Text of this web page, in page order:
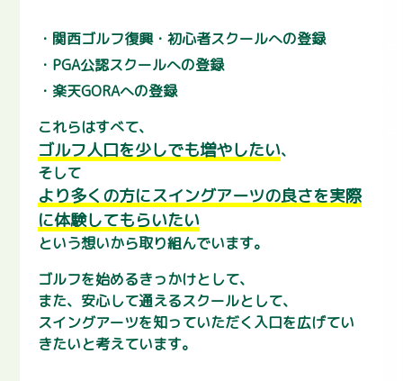
関西ゴルフ復興・初心者スクールへの登録
PGA公認スクールへの登録
楽天GORAへの登録
これらはすべて、
ゴルフ人口を少しでも増やしたい、
そして
より多くの方にスイングアーツの良さを実際
に体験してもらいたい
という想いから取り組んでいます。
ゴルフを始めるきっかけとして、
また、安心して通えるスクールとして、
スイングアーツを知っていただく入口を広げてい
きたいと考えています。